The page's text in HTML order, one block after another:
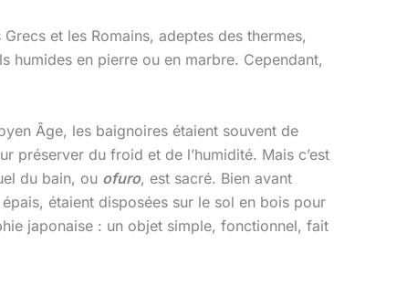
et les Romains, adeptes des thermes,
humides en pierre ou en marbre. Cependant,
Âge, les baignoires étaient souvent de
préserver du froid et de l’humidité. Mais c’est
du bain, ou ofuro, est sacré. Bien avant
étaient disposées sur le sol en bois pour
japonaise : un objet simple, fonctionnel, fait